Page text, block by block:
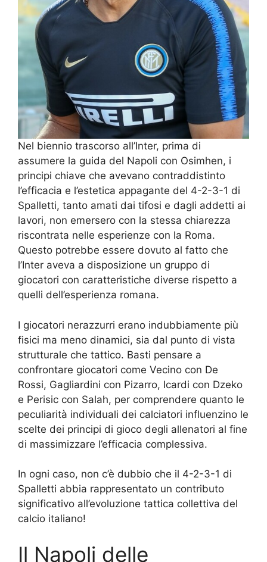
Nel biennio trascorso all’Inter, prima di
assumere la guida del Napoli con Osimhen, i
principi chiave che avevano contraddistinto
l’efficacia e l’estetica appagante del 4-2-3-1 di
Spalletti, tanto amati dai tifosi e dagli addetti ai
lavori, non emersero con la stessa chiarezza
riscontrata nelle esperienze con la Roma.
Questo potrebbe essere dovuto al fatto che
l’Inter aveva a disposizione un gruppo di
giocatori con caratteristiche diverse rispetto a
quelli dell’esperienza romana.
I giocatori nerazzurri erano indubbiamente più
fisici ma meno dinamici, sia dal punto di vista
strutturale che tattico. Basti pensare a
confrontare giocatori come Vecino con De
Rossi, Gagliardini con Pizarro, Icardi con Dzeko
e Perisic con Salah, per comprendere quanto le
peculiarità individuali dei calciatori influenzino le
scelte dei principi di gioco degli allenatori al fine
di massimizzare l’efficacia complessiva.
In ogni caso, non c’è dubbio che il 4-2-3-1 di
Spalletti abbia rappresentato un contributo
significativo all’evoluzione tattica collettiva del
calcio italiano!
Il Napoli delle